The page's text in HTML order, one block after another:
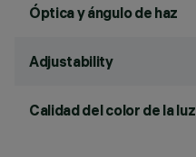
Óptica y ángulo de haz
Adjustability
Calidad del color de la luz